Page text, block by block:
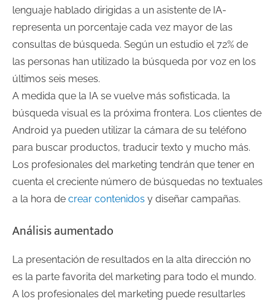
lenguaje hablado dirigidas a un asistente de IA-
representa un porcentaje cada vez mayor de las
consultas de búsqueda. Según un estudio el 72% de
las personas han utilizado la búsqueda por voz en los
últimos seis meses.
A medida que la IA se vuelve más sofisticada, la
búsqueda visual es la próxima frontera. Los clientes de
Android ya pueden utilizar la cámara de su teléfono
para buscar productos, traducir texto y mucho más.
Los profesionales del marketing tendrán que tener en
cuenta el creciente número de búsquedas no textuales
a la hora de crear contenidos y diseñar campañas.
Análisis aumentado
La presentación de resultados en la alta dirección no
es la parte favorita del marketing para todo el mundo.
A los profesionales del marketing puede resultarles